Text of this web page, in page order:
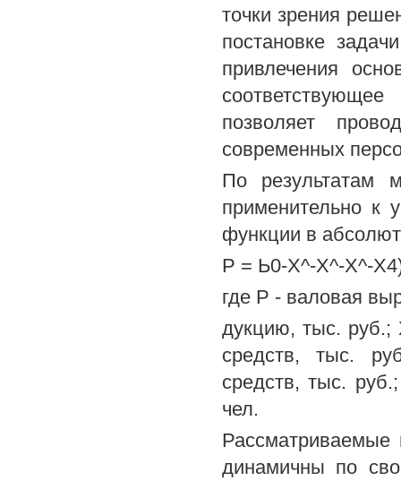
точки зрения
постановке
привлечения
позволяет
современных
По результатам
применительно к
функции в
Р = Ь0-Х^-Х^-Х^-
где Р - валовая
дукцию, тыс. руб.;
средств, тыс.
средств, тыс.
чел.
Рассматриваемые
динамичны по